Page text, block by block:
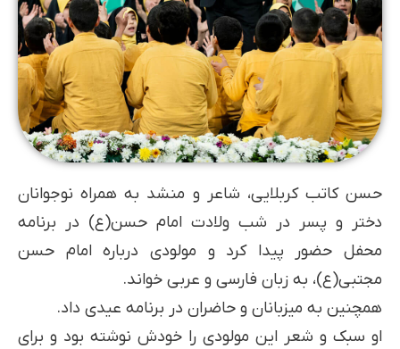
حسن کاتب کربلایی، شاعر و منشد به همراه نوجوانان
دختر و پسر در شب ولادت امام حسن(ع) در برنامه
محفل حضور پیدا کرد و مولودی درباره امام حسن
مجتبی(ع)، به زبان فارسی و عربی خواند.
همچنین به میزبانان و حاضران در برنامه عیدی داد.
او سبک و شعر این مولودی را خودش نوشته بود و برای